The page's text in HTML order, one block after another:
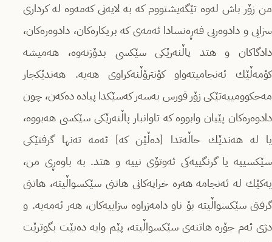
من زۆر باش له‌وه‌ تێگه‌یشتووم كه‌ به‌ لایه‌نی كه‌مه‌وه‌ له‌ كرداری
سزایی و دادوه‌ریی فه‌ڕه‌نسادا ئه‌مه‌ی كه‌ بریكاره‌كان، دادوه‌ره‌كان،
دادگاكان و هتد پاڵنه‌رێكی سێكسی بدۆزنه‌وه‌، هه‌میشه‌
كۆمه‌ڵێك ئه‌نجامیته‌واو كۆنترۆڵنه‌كراوی هه‌یه‌. هه‌ندێكجار
مه‌حكوومییه‌تێكی زۆر قورس به‌سه‌ر كه‌سێكدا پیاده‌ ده‌كه‌ن، چون
دادوه‌ره‌كان پێیان وابووه‌ كه‌ تاوانبار پاڵنه‌رێكی سێكسی هه‌بووه،‌
یا له‌ هه‌ندێك حاڵه‌تدا [ده‌ڵێن كه] ئه‌مه‌ ته‌نها گرفتێكی
سێكسییه‌ یا گرنگییه‌كی ئه‌وتۆی نییه‌ و هتد. به‌ باوه‌ڕی من،
یه‌كێك له‌ ئه‌نجامه‌ هه‌ره‌ خراپه‌كانی هاتنی سێكسواڵیته‌، هاتنی
گرفتی سێكسواڵیته‌ بۆ ناو دامه‌زراوه‌ سزاییه‌كان، هه‌ر ئه‌مه‌یه‌. و‌
دژی ئه‌م جۆره‌ هاتنه‌ی سێكسواڵیته‌، پێم وایه‌‌ ده‌بێت بگوترێت